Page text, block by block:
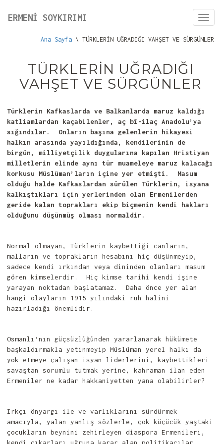
ERMENİ SOYKIRIMI
Ana Sayfa \ TÜRKLERİN UĞRADIĞI VAHŞET VE SÜRGÜNLER
TÜRKLERİN UĞRADIĞI
VAHŞET VE SÜRGÜNLER
Türklerin Kafkaslarda ve Balkanlarda maruz kaldığı
katliamlardan kaçabilenler, aç bî-ilaç Anadolu’ya
sığındılar. Onların başına gelenlerin hikayesi
halkın arasında yayıldığında, kendilerinin de
birgün, milliyetçilik duygularına kapılan Hristiyan
milletlerin elinde aynı tür muameleye maruz kalacağı
korkusu Müslüman’ların içine yer etmişti. Masum
olduğu halde Kafkaslardan sürülen Türklerin, isyana
kalkıştıkları için yerlerinden olan Ermenilerden
geride kalan toprakları ekip biçmenin kendi hakları
olduğunu düşünmüş olması normaldir.
Normal olmayan, Türklerin kaybettiği canların,
malların ve toprakların hesabını hiç düşünmeyip,
sadece kendi ırkından veya dininden olanları masum
gören kimselerdir. Hiç kimse tarihi kendi işine
yarayan noktadan başlatamaz. Daha önce yer alan
hangi olayların 1915 yılındaki ruh halini
hazırladığı önemlidir.
Osmanlı’nın güçsüzlüğünden yararlanarak hükümete
başkaldırmakla yetinmeyip Müslüman yerel halkı da
yok etmeye çalışan isyan liderlerini, kaybettikleri
savaştan sorumlu tutmak yerine, kahraman ilan eden
Ermeniler ne kadar hakkaniyetten yana olabilirler?
Irkçı önyargı ile ve varlıklarını sürdürmek
amacıyla, yalan yanlış sözlerle, çok küçücük yaştaki
çocukların beynini zehirleyen diaspora Ermenileri,